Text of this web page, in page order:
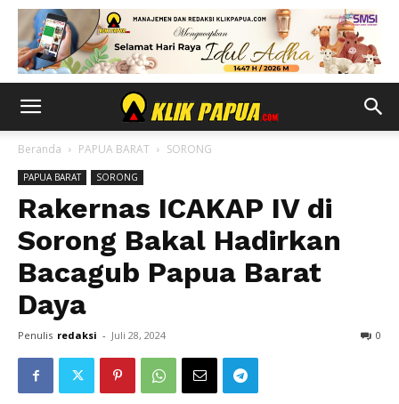
Beranda PAPUA BARAT SORONG
PAPUA BARAT SORONG
Rakernas ICAKAP IV di
Sorong Bakal Hadirkan
Bacagub Papua Barat
Daya
Penulis redaksi - Juli 28, 2024 0